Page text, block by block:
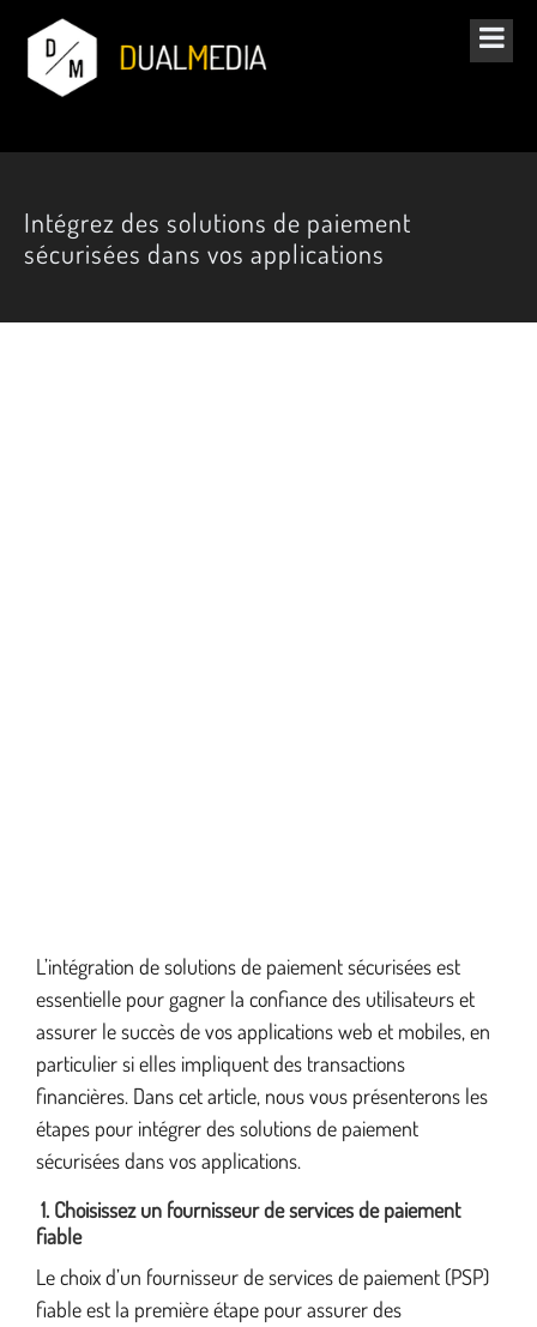
Intégrez des solutions de paiement
sécurisées dans vos applications
L’intégration de solutions de paiement sécurisées est
essentielle pour gagner la confiance des utilisateurs et
assurer le succès de vos applications web et mobiles, en
particulier si elles impliquent des transactions
financières. Dans cet article, nous vous présenterons les
étapes pour intégrer des solutions de paiement
sécurisées dans vos applications.
1. Choisissez un fournisseur de services de paiement
fiable
Le choix d’un fournisseur de services de paiement (PSP)
fiable est la première étape pour assurer des